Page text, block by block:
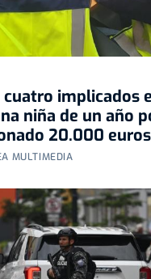
implicados
niña de un año
20.000 euros
MULTIMEDIA